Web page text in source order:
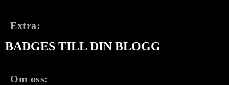
Extra:
BADGES TILL DIN BLOGG
Om oss: